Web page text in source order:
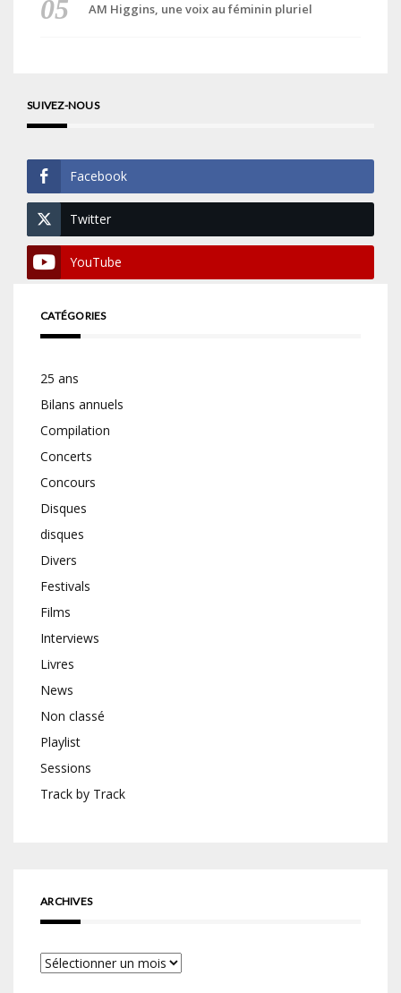
AM Higgins, une voix au féminin pluriel
SUIVEZ-NOUS
Facebook
Twitter
YouTube
CATÉGORIES
25 ans
Bilans annuels
Compilation
Concerts
Concours
Disques
disques
Divers
Festivals
Films
Interviews
Livres
News
Non classé
Playlist
Sessions
Track by Track
ARCHIVES
Archives